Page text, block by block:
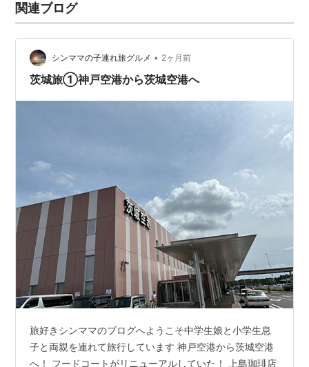
との需要予測を立てていたが、2010年3月11日の開港時
の定期便は、アシアナ航空のソウル（仁川国際空港）と
の1日1往復のみでのスタートとなった。
○リスト::航空
自衛隊
関連ブログ
シンママの子連れ旅グルメ • 2ヶ月前
茨城旅①神戸空港から茨城空港へ
旅好きシンママのブログへようこそ中学生娘と小学生息
子と両親を連れて旅行しています 神戸空港から茨城空港
へ！ フードコートがリニューアルしていた！ 上島珈琲店